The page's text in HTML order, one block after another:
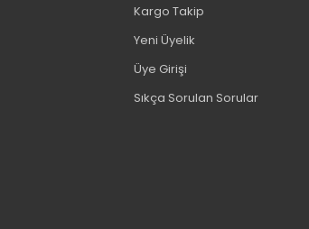
Kargo Takip
Yeni Üyelik
Üye Girişi
Sıkça Sorulan Sorular